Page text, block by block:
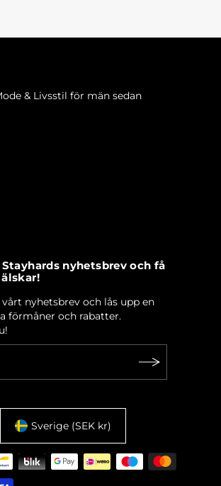
& Livsstil för män sedan
nyhetsbrev och få
nyhetsbrev och lås upp en
förmåner och rabatter.
Sverige (SEK kr)